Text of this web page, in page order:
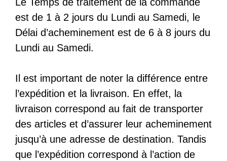
est de 1 à 2 jours du Lundi au Samedi, le
Délai d’acheminement est de 6 à 8 jours du
Lundi au Samedi.
Il est important de noter la différence entre
l’expédition et la livraison. En effet, la
livraison correspond au fait de transporter
des articles et d’assurer leur acheminement
jusqu’à une adresse de destination. Tandis
que l’expédition correspond à l’action de